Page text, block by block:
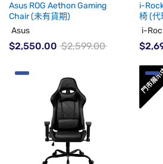
Asus ROG Aethon Gaming
Chair (未有貨期)
Asus
$2,550.00 $2,599.00
i-
椅 (代
i-